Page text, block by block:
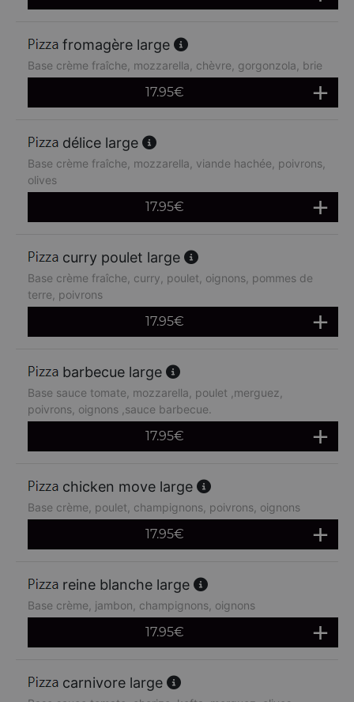
fromagère large
Base crème fraîche, mozzarella, chèvre, gorgonzola, brie
17.95€
délice large
Base crème fraîche, mozzarella, viande hachée, poivrons,
olives
17.95€
curry poulet large
Base crème fraîche, curry, poulet, oignons, pommes de
terre, poivrons
17.95€
barbecue large
Base sauce tomate, mozzarella, poulet ,merguez,
poivrons, oignons ,sauce barbecue.
17.95€
chicken move large
Base crème, poulet, champignons, poivrons, oignons
17.95€
reine blanche large
Base crème, jambon, champignons, oignons
17.95€
carnivore large